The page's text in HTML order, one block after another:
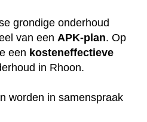
grondige onderhoud
van een APK-plan. Op
een kosteneffectieve
in Rhoon.
worden in samenspraak